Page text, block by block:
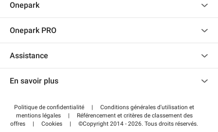
Onepark
Recrutement
Onepark PRO
Accéder à mon espace partenaire
Assistance
Centre d'aide
Régler votre stationnement FLOW
En savoir plus
Wiki
Guide du stationnement
Politique de confidentialité |
Conditions générales d'utilisation et
mentions légales
|
Référencement et critères de classement des
offres
| Cookies | ©Copyright 2014 - 2026. Tous droits réservés.